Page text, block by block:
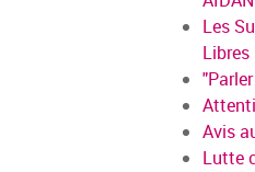
Les
Libres
Avis
Lutte